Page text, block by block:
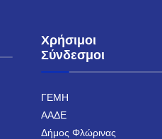
Χρήσιμοι
Σύνδεσμοι
ΓΕΜΗ
ΑΑΔΕ
Δήμος Φλώρινας